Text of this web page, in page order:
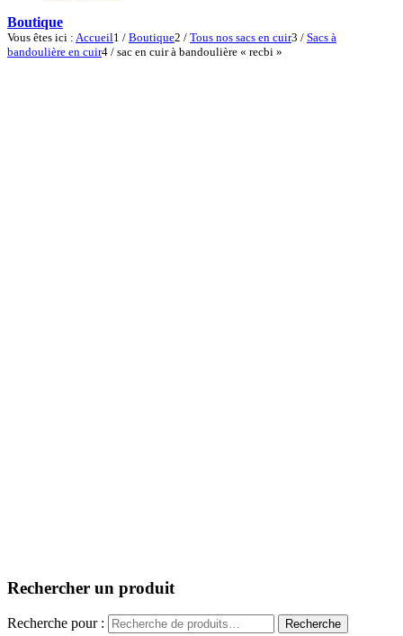
Boutique
Vous êtes ici : Accueil1 / Boutique2 / Tous nos sacs en cuir3 / Sacs à
bandoulière en cuir4 / sac en cuir à bandoulière « recbi »
Rechercher un produit
Recherche pour : Recherche